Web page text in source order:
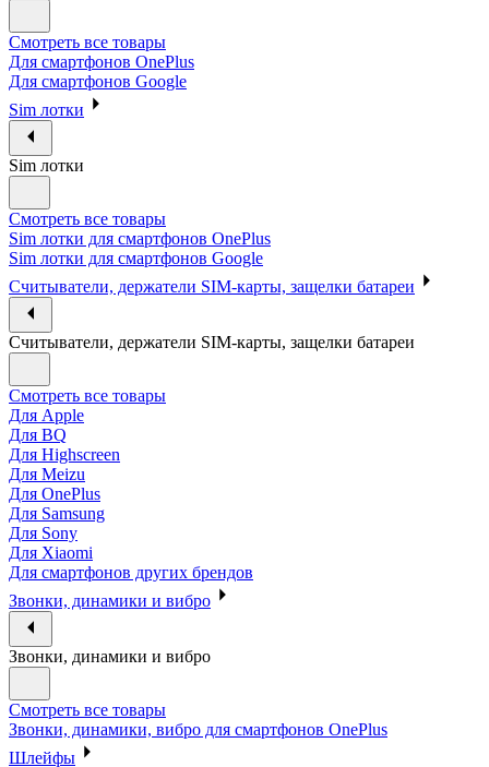
Смотреть все товары
Для смартфонов OnePlus
Для смартфонов Google
Sim лотки
Sim лотки
Смотреть все товары
Sim лотки для смартфонов OnePlus
Sim лотки для смартфонов Google
Считыватели, держатели SIM-карты, защелки батареи
Считыватели, держатели SIM-карты, защелки батареи
Смотреть все товары
Для Apple
Для BQ
Для Highscreen
Для Meizu
Для OnePlus
Для Samsung
Для Sony
Для Xiaomi
Для смартфонов других брендов
Звонки, динамики и вибро
Звонки, динамики и вибро
Смотреть все товары
Звонки, динамики, вибро для смартфонов OnePlus
Шлейфы